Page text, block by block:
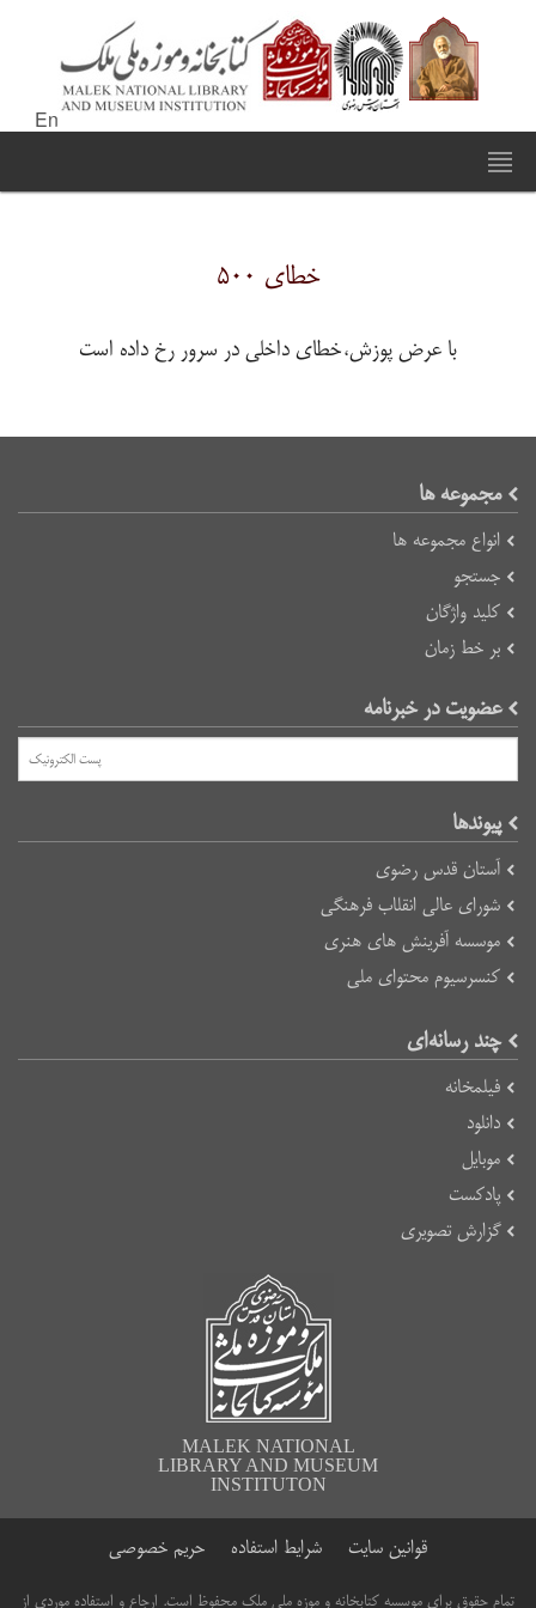
En
خطای ۵۰۰
با عرض پوزش،خطای داخلی در سرور رخ داده است
مجموعه ها
انواع مجموعه ها
جستجو
کلید واژگان
بر خط زمان
عضویت در خبرنامه
پیوند‌ها
آستان قدس رضوی
شورای عالی انقلاب فرهنگی
موسسه آفرینش های هنری
کنسرسیوم محتوای ملی
چند رسانه‌ای
فیلمخانه
دانلود
موبایل
پادکست
گزارش تصویری
MALEK NATIONAL
LIBRARY AND MUSEUM
INSTITUTON
قوانین سایت شرایط استفاده حریم خصوصی
تمام حقوق برای موسسه کتابخانه و موزه ملی ملک محفوظ است. ارجاع و استفاده موردی از